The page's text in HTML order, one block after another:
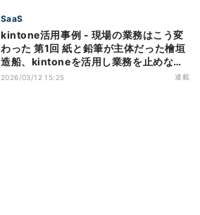
SaaS
kintone活用事例 - 現場の業務はこう変
わった 第1回 紙と鉛筆が主体だった檜垣
造船、kintoneを活用し業務を止めない
仕組みで在宅勤務も実現
2026/03/12 15:25 連載